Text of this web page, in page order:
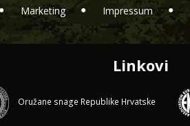
Marketing Impressum
Linkovi
Oružane snage Republike Hrvatske